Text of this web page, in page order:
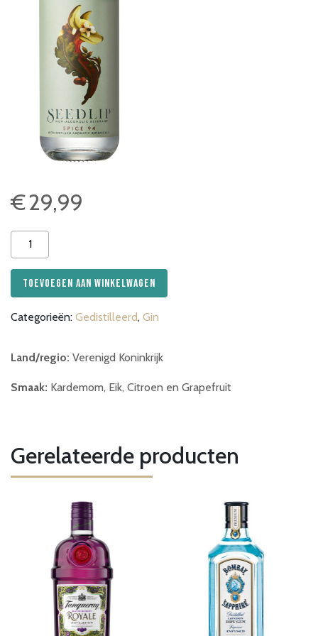
€29,99
Seedlip
Spice
94
Alcoholvrij
Toevoegen aan winkelwagen
Categorieën: Gedistilleerd, Gin
Land/regio: Verenigd Koninkrijk
Smaak: Kardemom, Eik, Citroen en Grapefruit
Gerelateerde producten